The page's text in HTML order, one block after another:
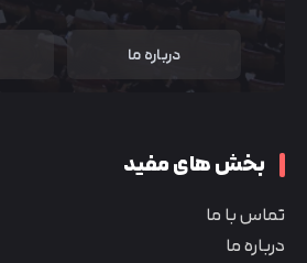
درباره ما
بخش های مفید
تماس با ما
درباره ما